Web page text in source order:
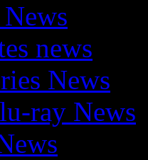
news
News
ray News